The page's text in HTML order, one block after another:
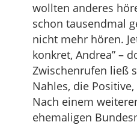
wollten anderes
schon tausendmal
nicht mehr hören.
konkret, Andrea” –
Zwischenrufen ließ
Nahles, die
Nach einem
ehemaligen